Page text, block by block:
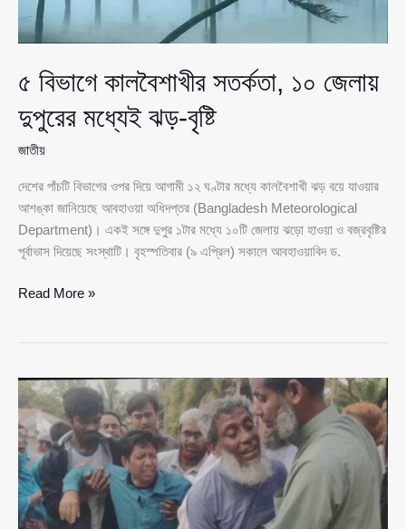
৫ বিভাগে কালবৈশাখীর সতর্কতা, ১০ জেলায়
দুপুরের মধ্যেই ঝড়-বৃষ্টি
জাতীয়
দেশের পাঁচটি বিভাগের ওপর দিয়ে আগামী ১২ ঘণ্টার মধ্যে কালবৈশাখী ঝড় বয়ে যাওয়ার
আশঙ্কা জানিয়েছে আবহাওয়া অধিদপ্তর (Bangladesh Meteorological
Department)। একই সঙ্গে দুপুর ১টার মধ্যে ১০টি জেলায় ঝড়ো হাওয়া ও বজ্রবৃষ্টির
পূর্বাভাস দিয়েছে সংস্থাটি। বৃহস্পতিবার (৯ এপ্রিল) সকালে আবহাওয়াবিদ ড.
৫
১০
জেলায়
দুপুরের
মধ্যেই
ঝড়-
বৃষ্টি
Read More »